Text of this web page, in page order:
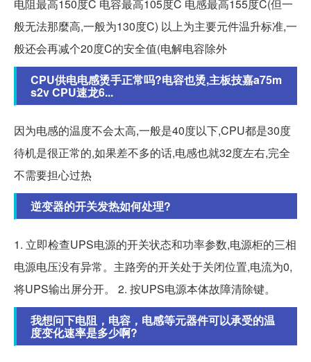
电阻最高150度C 电容最高105度C 电感最高155度C(但一
般无法那麼高,一般为130度C) 以上为主要元件温升标准,一
般还会再减个20度C的安全值(电解电容除外
CPU供电电感烫手正常吗?电容也烫,主板技嘉a75m
s2v CPU速龙6...
因为电感的温度不会太高,一般是40度以下,CPU都是30度
待机是很正常的,如果差不多的话,电感也就32度左右,完全
不需要担心过热
逆变器的开关发热如何处理?
1. 立即检查UPS电源的开关状态和功率参数,电源柜的三相
电源电压没有异常。主路旁的开关处于关闭位置,电流为0,
将UPS输出屏分开。 2. 按UPS电源本体故障清除键。
我想问下电阻，电容，电感等元器件可以承受的温
度变化速率是多少啊?